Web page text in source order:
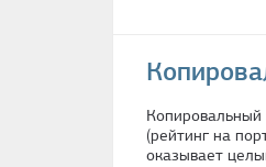
(рейтинг на
оказывает